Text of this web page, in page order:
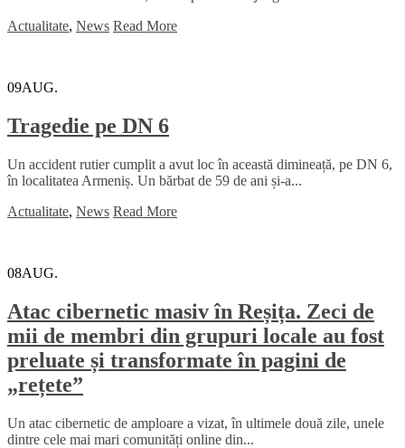
Actualitate, News Read More
09AUG.
Tragedie pe DN 6
Un accident rutier cumplit a avut loc în această dimineață, pe DN 6,
în localitatea Armeniș. Un bărbat de 59 de ani și-a...
Actualitate, News Read More
08AUG.
Atac cibernetic masiv în Reșița. Zeci de
mii de membri din grupuri locale au fost
preluate și transformate în pagini de
„rețete”
Un atac cibernetic de amploare a vizat, în ultimele două zile, unele
dintre cele mai mari comunități online din...